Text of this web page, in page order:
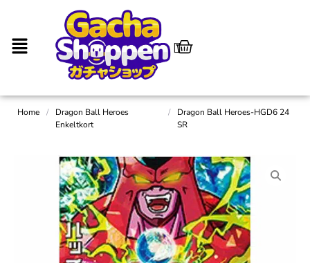
Home /
Dragon Ball Heroes
Enkeltkort
/
Dragon Ball Heroes-HGD6 24
SR